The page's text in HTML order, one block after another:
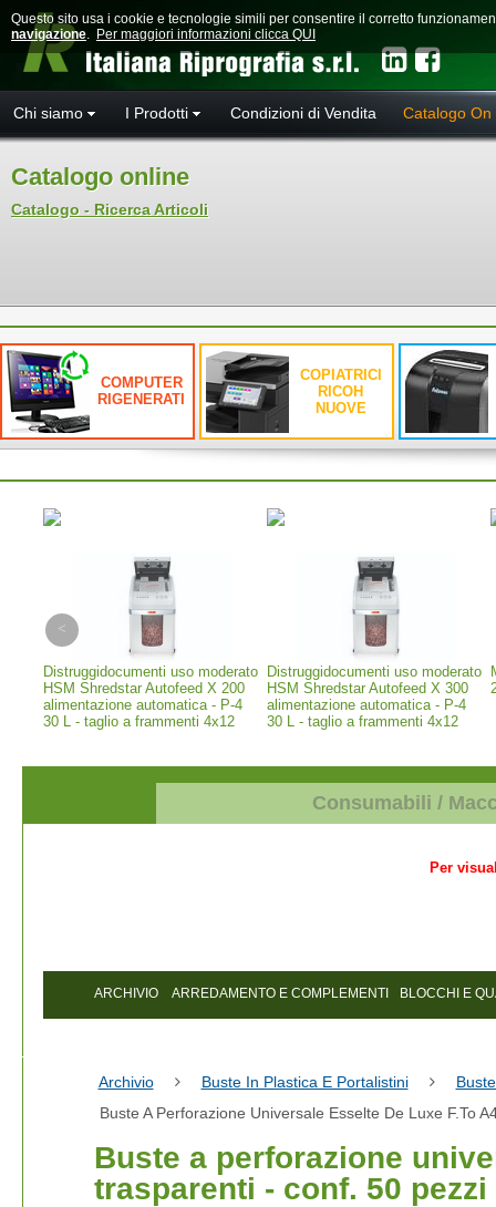
Questo sito usa i cookie e tecnologie simili per consentire il corretto
navigazione. Per maggiori informazioni clicca QUI
Chi siamo I Prodotti Condizioni di Vendita Catalogo On
Catalogo online
Catalogo - Ricerca Articoli
COMPUTER
RIGENERATI
COPIATRICI
RICOH
NUOVE
Distruggidocumenti uso moderato
HSM Shredstar Autofeed X 200
alimentazione automatica - P-4
30 L - taglio a frammenti 4x12
Distruggidocumenti uso moderato
HSM Shredstar Autofeed X 300
alimentazione automatica - P-4
30 L - taglio a frammenti 4x12
Consumabili /
Per
ARCHIVIO ARREDAMENTO E COMPLEMENTI BLOCCHI E
Archivio Buste In Plastica E Portalistini
Buste A Perforazione Universale Esselte De Luxe F.to
Buste a perforazione
trasparenti - conf. 50 pezzi